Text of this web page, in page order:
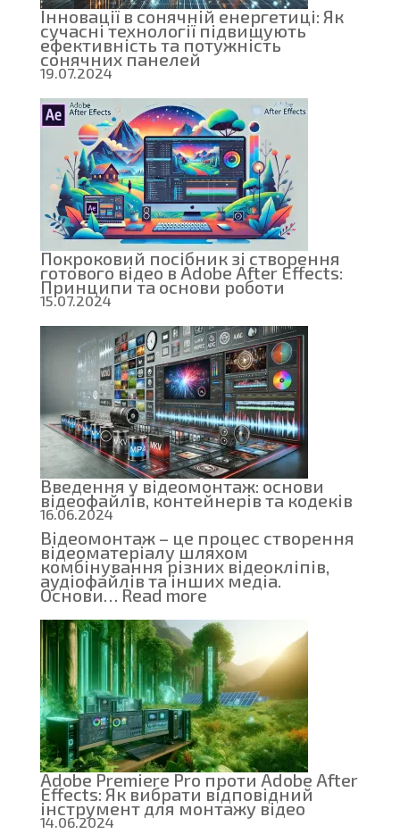
Інновації в сонячній енергетиці: Як
сучасні технології підвищують
ефективність та потужність
сонячних панелей
19.07.2024
Покроковий посібник зі створення
готового відео в Adobe After Effects:
Принципи та основи роботи
15.07.2024
Введення у відеомонтаж: основи
відеофайлів, контейнерів та кодеків
16.06.2024
Відеомонтаж – це процес створення
відеоматеріалу шляхом
комбінування різних відеокліпів,
аудіофайлів та інших медіа.
Основи…Read more:
Введення
у
відеомонтаж:
основи
відеофайлів,
контейнерів
та
кодеків
Adobe Premiere Pro проти Adobe After
Effects: Як вибрати відповідний
інструмент для монтажу відео
14.06.2024